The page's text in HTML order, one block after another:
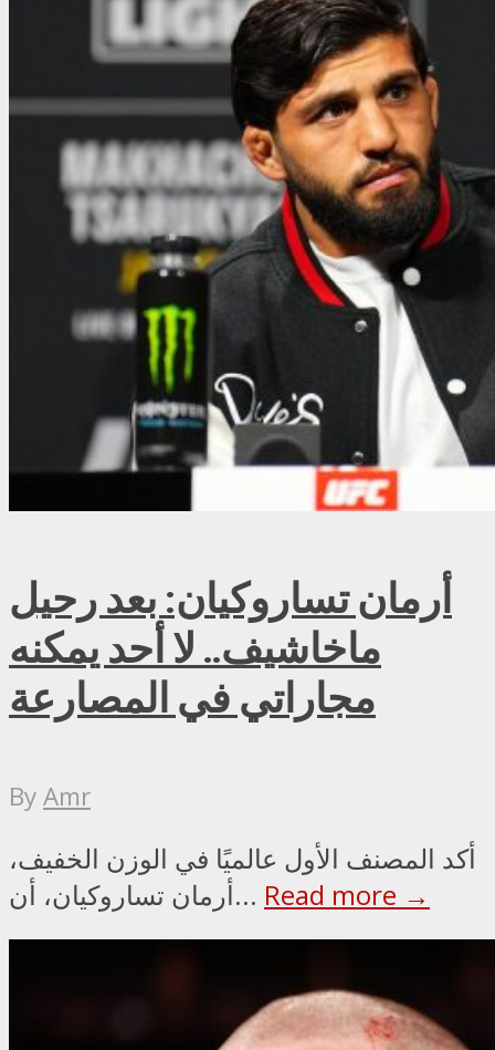
أرمان تساروكيان: بعد رحيل
ماخاشيف.. لا أحد يمكنه
مجاراتي في المصارعة
ByAmr
أكد المصنف الأول عالميًا في الوزن الخفيف،
أرمان تساروكيان، أن... Read more →